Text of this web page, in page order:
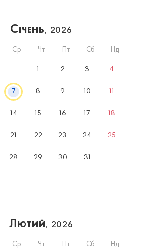
Січень, 2026
Ср Чт Пт Сб Нд
1 2 3 4
7 8 9 10 11
14 15 16 17 18
21 22 23 24 25
28 29 30 31
Лютий, 2026
Ср Чт Пт Сб Нд